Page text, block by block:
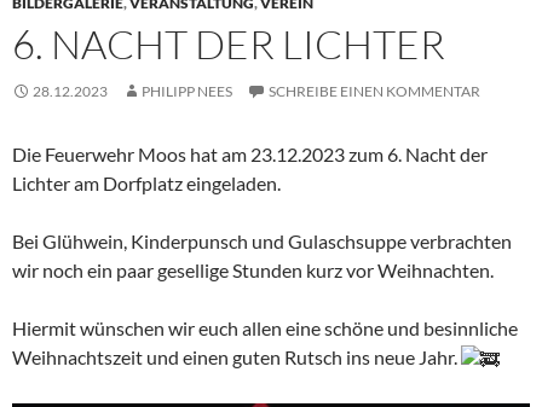
6. NACHT DER LICHTER
28.12.2023 PHILIPP NEES SCHREIBE EINEN KOMMENTAR
Die Feuerwehr Moos hat am 23.12.2023 zum 6. Nacht der
Lichter am Dorfplatz eingeladen.
Bei Glühwein, Kinderpunsch und Gulaschsuppe verbrachten
wir noch ein paar gesellige Stunden kurz vor Weihnachten.
Hiermit wünschen wir euch allen eine schöne und besinnliche
Weihnachtszeit und einen guten Rutsch ins neue Jahr.